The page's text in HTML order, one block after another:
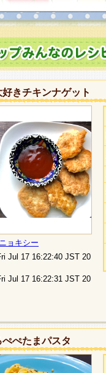
きチキンナゲット
ニョキシー
Jul 17 16:22:40 JST 20
Jul 17 16:22:31 JST 20
ぺぺたまパスタ